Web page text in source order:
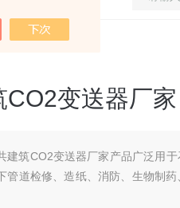
送器厂家
CO2变送器厂家
建筑CO2变送器厂家产品广泛用
管道检修、造纸、消防、生物制